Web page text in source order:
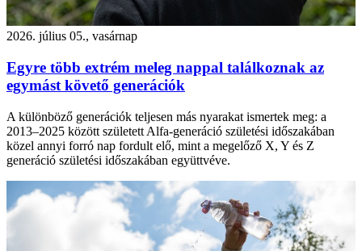
2026. július 05., vasárnap
Egyre több extrém meleg nappal találkoznak az
egymást követő generációk
A különböző generációk teljesen más nyarakat ismertek meg: a
2013–2025 között született Alfa-generáció születési időszakában
közel annyi forró nap fordult elő, mint a megelőző X, Y és Z
generáció születési időszakában együttvéve.